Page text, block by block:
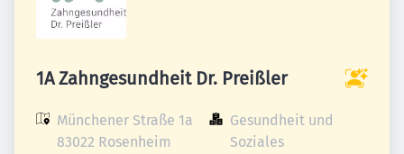
1A Zahngesundheit Dr. Preißler
Münchener Straße 1a
83022 Rosenheim
Gesundheit und
Soziales